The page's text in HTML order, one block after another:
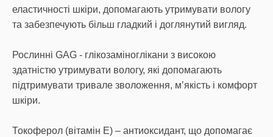
еластичності шкіри, допомагають утримувати вологу
та забезпечують більш гладкий і доглянутий вигляд.
Рослинні GAG - глікозаміноглікани з високою
здатністю утримувати вологу, які допомагають
підтримувати тривале зволоження, м’якість і комфорт
шкіри.
Токоферол (вітамін E) – антиоксидант, що допомагає